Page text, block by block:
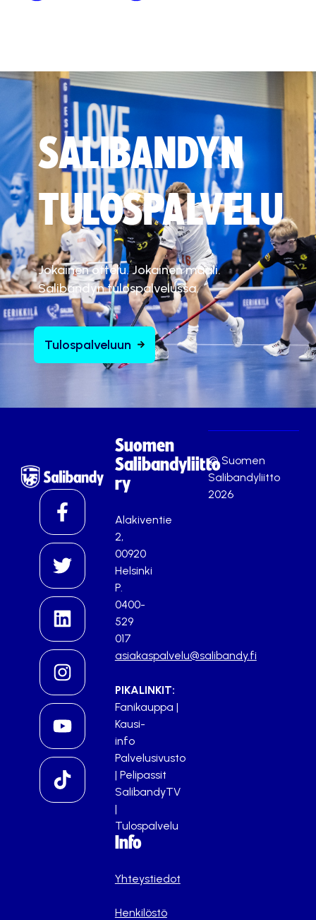
SALIBANDYN
TULOSPALVELU
Jokainen ottelu. Jokainen maali.
Salibandyn tulospalvelussa.
Tulospalveluun
Suomen
Salibandyliitto
ry
Alakiventie
2,
00920
Helsinki
P.
0400-
529
017
asiakaspalvelu@salibandy.fi
PIKALINKIT:
Fanikauppa |
Kausi-
info
Palvelusivusto
| Pelipassit
SalibandyTV
|
Tulospalvelu
Info
Yhteystiedot
Henkilöstö
© Suomen
Salibandyliitto
2026